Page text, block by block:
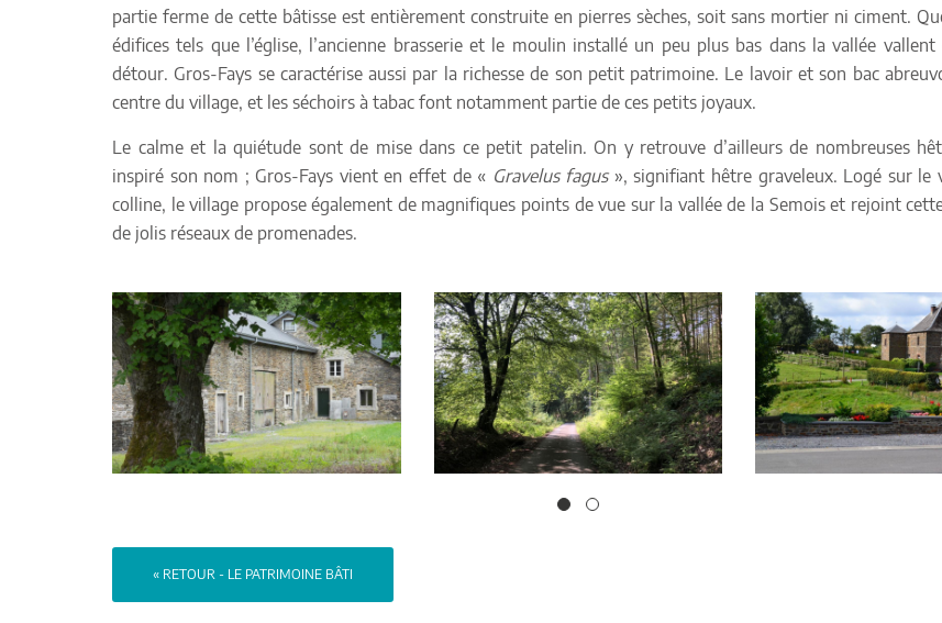
partie ferme de cette bâtisse est entièrement construite en pierres sèches, soit sans mortier ni ciment.
édifices tels que l’église, l’ancienne brasserie et le moulin installé un peu plus bas dans la vallée
détour. Gros-Fays se caractérise aussi par la richesse de son petit patrimoine. Le lavoir et son bac
centre du village, et les séchoirs à tabac font notamment partie de ces petits joyaux.
Le calme et la quiétude sont de mise dans ce petit patelin. On y retrouve d’ailleurs de nombreuses
inspiré son nom ; Gros-Fays vient en effet de « Gravelus fagus», signifiant hêtre graveleux. Logé sur le
colline, le village propose également de magnifiques points de vue sur la vallée de la Semois et rejoint
de jolis réseaux de promenades.
« RETOUR - LE PATRIMOINE BÂTI